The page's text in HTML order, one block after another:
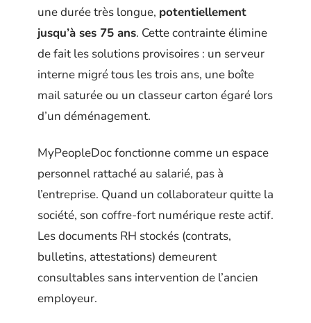
une durée très longue, potentiellement
jusqu’à ses 75 ans. Cette contrainte élimine
de fait les solutions provisoires : un serveur
interne migré tous les trois ans, une boîte
mail saturée ou un classeur carton égaré lors
d’un déménagement.
MyPeopleDoc fonctionne comme un espace
personnel rattaché au salarié, pas à
l’entreprise. Quand un collaborateur quitte la
société, son coffre-fort numérique reste actif.
Les documents RH stockés (contrats,
bulletins, attestations) demeurent
consultables sans intervention de l’ancien
employeur.